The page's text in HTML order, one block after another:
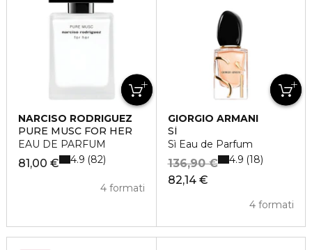
NARCISO RODRIGUEZ
PURE MUSC FOR HER
EAU DE PARFUM
81,00 €
4 formati
4.9 82
GIORGIO ARMANI
SÌ
Sì Eau de Parfum
82,14 €
136,90 €
4 formati
4.9 18